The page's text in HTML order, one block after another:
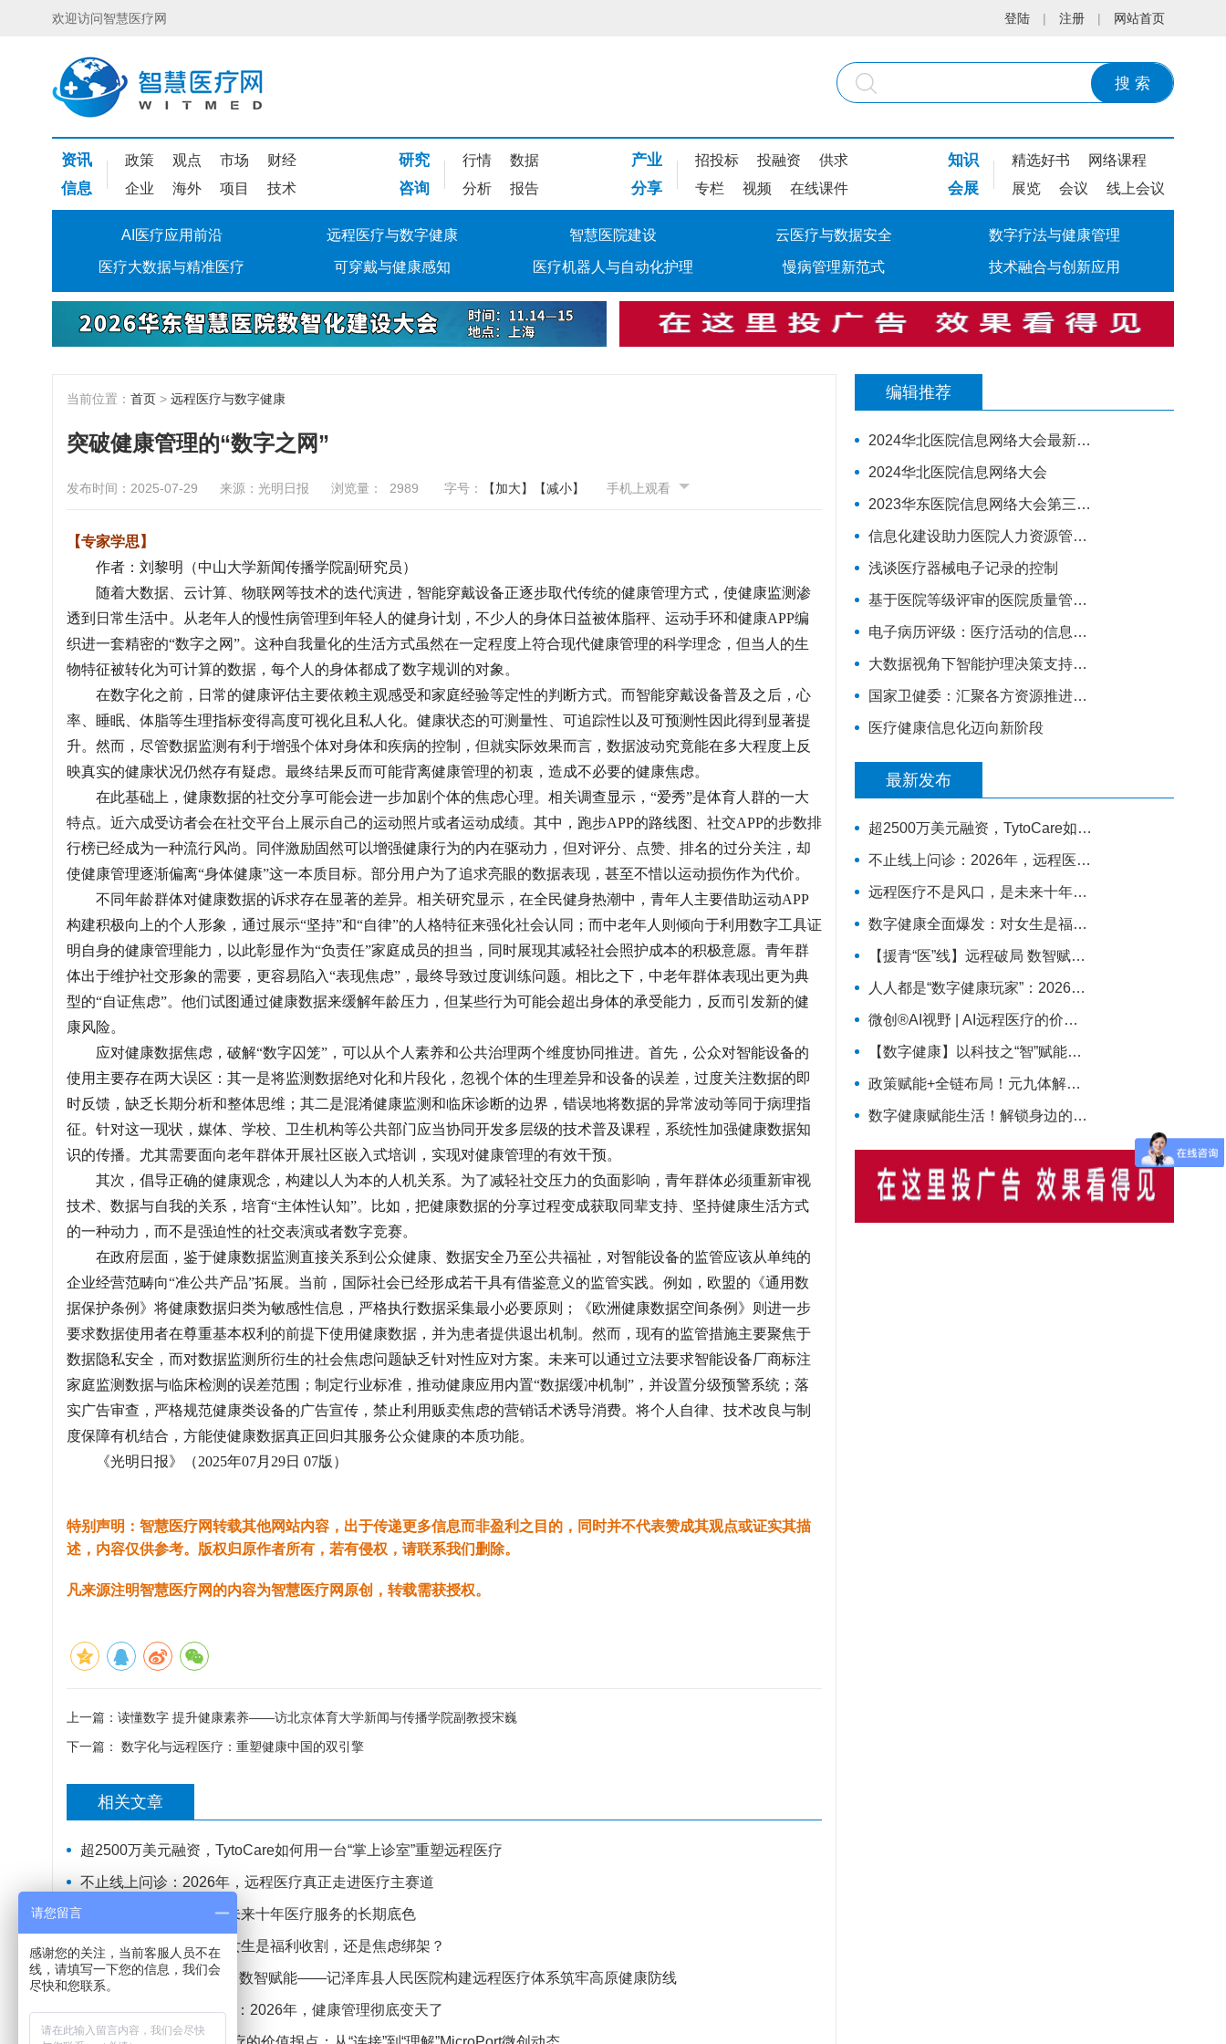
欢迎访问智慧医疗网 登陆 | 注册 | 网站首页
搜 索
资讯 政策 观点 市场 财经
信息 企业 海外 项目 技术
研究 行情 数据
咨询 分析 报告
产业 招投标 投融资 供求
分享 专栏 视频 在线课件
知识 精选好书 网络课程
会展 展览 会议 线上会议
AI医疗应用前沿 远程医疗与数字健康 智慧医院建设 云医疗与数据安全 数字疗法与健康管理
医疗大数据与精准医疗 可穿戴与健康感知 医疗机器人与自动化护理 慢病管理新范式 技术融合与创新应用
当前位置： 首页 > 远程医疗与数字健康
突破健康管理的“数字之网”
发布时间：2025-07-29 来源：光明日报 浏览量： 2989 字号： 【加大】 【减小】 手机上观看
【专家学思】
作者：刘黎明（中山大学新闻传播学院副研究员）
随着大数据、云计算、物联网等技术的迭代演进，智能穿戴设备正逐步取代传统的健康管理方式，使健康监测渗
透到日常生活中。从老年人的慢性病管理到年轻人的健身计划，不少人的身体日益被体脂秤、运动手环和健康APP编
织进一套精密的“数字之网”。这种自我量化的生活方式虽然在一定程度上符合现代健康管理的科学理念，但当人的生
物特征被转化为可计算的数据，每个人的身体都成了数字规训的对象。
在数字化之前，日常的健康评估主要依赖主观感受和家庭经验等定性的判断方式。而智能穿戴设备普及之后，心
率、睡眠、体脂等生理指标变得高度可视化且私人化。健康状态的可测量性、可追踪性以及可预测性因此得到显著提
升。然而，尽管数据监测有利于增强个体对身体和疾病的控制，但就实际效果而言，数据波动究竟能在多大程度上反
映真实的健康状况仍然存有疑虑。最终结果反而可能背离健康管理的初衷，造成不必要的健康焦虑。
在此基础上，健康数据的社交分享可能会进一步加剧个体的焦虑心理。相关调查显示，“爱秀”是体育人群的一大
特点。近六成受访者会在社交平台上展示自己的运动照片或者运动成绩。其中，跑步APP的路线图、社交APP的步数排
行榜已经成为一种流行风尚。同伴激励固然可以增强健康行为的内在驱动力，但对评分、点赞、排名的过分关注，却
使健康管理逐渐偏离“身体健康”这一本质目标。部分用户为了追求亮眼的数据表现，甚至不惜以运动损伤作为代价。
不同年龄群体对健康数据的诉求存在显著的差异。相关研究显示，在全民健身热潮中，青年人主要借助运动APP
构建积极向上的个人形象，通过展示“坚持”和“自律”的人格特征来强化社会认同；而中老年人则倾向于利用数字工具证
明自身的健康管理能力，以此彰显作为“负责任”家庭成员的担当，同时展现其减轻社会照护成本的积极意愿。青年群
体出于维护社交形象的需要，更容易陷入“表现焦虑”，最终导致过度训练问题。相比之下，中老年群体表现出更为典
型的“自证焦虑”。他们试图通过健康数据来缓解年龄压力，但某些行为可能会超出身体的承受能力，反而引发新的健
康风险。
应对健康数据焦虑，破解“数字囚笼”，可以从个人素养和公共治理两个维度协同推进。首先，公众对智能设备的
使用主要存在两大误区：其一是将监测数据绝对化和片段化，忽视个体的生理差异和设备的误差，过度关注数据的即
时反馈，缺乏长期分析和整体思维；其二是混淆健康监测和临床诊断的边界，错误地将数据的异常波动等同于病理指
征。针对这一现状，媒体、学校、卫生机构等公共部门应当协同开发多层级的技术普及课程，系统性加强健康数据知
识的传播。尤其需要面向老年群体开展社区嵌入式培训，实现对健康管理的有效干预。
其次，倡导正确的健康观念，构建以人为本的人机关系。为了减轻社交压力的负面影响，青年群体必须重新审视
技术、数据与自我的关系，培育“主体性认知”。比如，把健康数据的分享过程变成获取同辈支持、坚持健康生活方式
的一种动力，而不是强迫性的社交表演或者数字竞赛。
在政府层面，鉴于健康数据监测直接关系到公众健康、数据安全乃至公共福祉，对智能设备的监管应该从单纯的
企业经营范畴向“准公共产品”拓展。当前，国际社会已经形成若干具有借鉴意义的监管实践。例如，欧盟的《通用数
据保护条例》将健康数据归类为敏感性信息，严格执行数据采集最小必要原则；《欧洲健康数据空间条例》则进一步
要求数据使用者在尊重基本权利的前提下使用健康数据，并为患者提供退出机制。然而，现有的监管措施主要聚焦于
数据隐私安全，而对数据监测所衍生的社会焦虑问题缺乏针对性应对方案。未来可以通过立法要求智能设备厂商标注
家庭监测数据与临床检测的误差范围；制定行业标准，推动健康应用内置“数据缓冲机制”，并设置分级预警系统；落
实广告审查，严格规范健康类设备的广告宣传，禁止利用贩卖焦虑的营销话术诱导消费。将个人自律、技术改良与制
度保障有机结合，方能使健康数据真正回归其服务公众健康的本质功能。
《光明日报》（2025年07月29日 07版）
特别声明：智慧医疗网转载其他网站内容，出于传递更多信息而非盈利之目的，同时并不代表赞成其观点或证实其描
述，内容仅供参考。版权归原作者所有，若有侵权，请联系我们删除。
凡来源注明智慧医疗网的内容为智慧医疗网原创，转载需获授权。
上一篇： 读懂数字 提升健康素养——访北京体育大学新闻与传播学院副教授宋巍
下一篇：
数字化与远程医疗：重塑健康中国的双引擎
相关文章
超2500万美元融资，TytoCare如何用一台“掌上诊室”重塑远程医疗
不止线上问诊：2026年，远程医疗真正走进医疗主赛道
远程医疗不是风口，是未来十年医疗服务的长期底色
数字健康全面爆发：对女生是福利收割，还是焦虑绑架？
【援青“医”线】远程破局 数智赋能——记泽库县人民医院构建远程医疗体系筑牢高原健康防线
人人都是“数字健康玩家”：2026年，健康管理彻底变天了
编辑推荐
2024华北医院信息网络大会最新演讲嘉宾
2024华北医院信息网络大会
2023华东医院信息网络大会第三轮通知
信息化建设助力医院人力资源管理升级
浅谈医疗器械电子记录的控制
基于医院等级评审的医院质量管理体系建设
电子病历评级：​医疗活动的信息化建设分“三步走”
大数据视角下智能护理决策支持系统数据平台构建研究
国家卫健委：汇聚各方资源推进互联网医疗监管，将建全国统一的电子健康档案
医疗健康信息化迈向新阶段
最新发布
超2500万美元融资，TytoCare如何用一台“掌上诊室”重塑远程医疗
不止线上问诊：2026年，远程医疗真正走进医疗主赛道
远程医疗不是风口，是未来十年医疗服务的长期底色
数字健康全面爆发：对女生是福利收割，还是焦虑绑架？
【援青“医”线】远程破局 数智赋能——记泽库县人民医院构建远程医疗体系筑牢高原健康防线
人人都是“数字健康玩家”：2026年，健康管理彻底变天了
微创®AI视野 | AI远程医疗的价值拐点：从“连接”到“理解”MicroPort微创动态
【数字健康】以科技之“智”赋能医疗之“治”
政策赋能+全链布局！元九体解锁数字健康新范式
数字健康赋能生活！解锁身边的智慧医疗新体验
请您留言
感谢您的关注，当前客服人员不在
线，请填写一下您的信息，我们会
尽快和您联系。